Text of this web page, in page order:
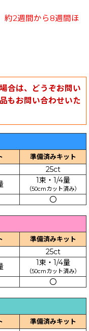
約2週間から8週間ほ
合は、どうぞお問い
もお問い合わせいた
準備済みキット
25ct
1束・1/4量
（50cmカット済み）
〇
準備済みキット
25ct
1束・1/4量
（50cmカット済み）
〇
準備済みキット